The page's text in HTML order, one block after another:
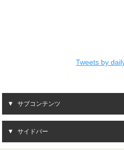
Tweets by
サブコンテンツ
サイドバー